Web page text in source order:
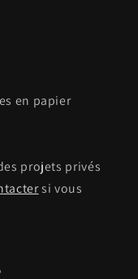
en papier
projets privés
si vous